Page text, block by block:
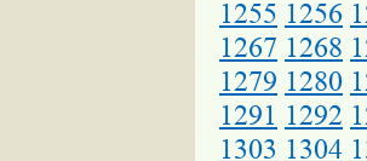
1255 1256
1267 1268
1279 1280
1291 1292
1303 1304